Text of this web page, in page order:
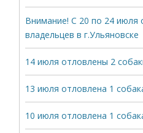
Внимание! С 20 по 24 июля
владельцев в г.Ульяновске
14 июля отловлены 2
13 июля отловлена 1
10 июля отловлена 1